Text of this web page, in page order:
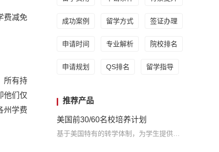
费减免
所有持
他们仅
州学费
成功案例 留学方式 签证办理
申请时间 专业解析 院校排名
申请规划 QS排名 留学指导
推荐产品
美国前30/60名校培养计划